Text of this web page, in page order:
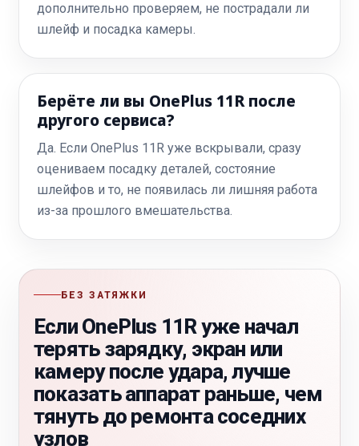
дополнительно проверяем, не пострадали ли
шлейф и посадка камеры.
Берёте ли вы OnePlus 11R после
другого сервиса?
Да. Если OnePlus 11R уже вскрывали, сразу
оцениваем посадку деталей, состояние
шлейфов и то, не появилась ли лишняя работа
из-за прошлого вмешательства.
БЕЗ ЗАТЯЖКИ
Если OnePlus 11R уже начал
терять зарядку, экран или
камеру после удара, лучше
показать аппарат раньше, чем
тянуть до ремонта соседних
узлов